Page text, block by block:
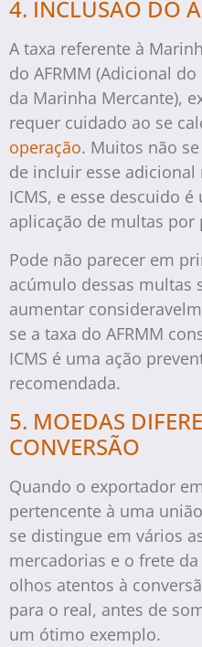
4. INCLUSÃO DO
A taxa referente à
do AFRMM (Adicional
da Marinha Mercante),
requer cuidado ao se
operação. Muitos não
de incluir esse adicional
ICMS, e esse descuido
aplicação de multas por
Pode não parecer em
acúmulo dessas multas
aumentar
se a taxa do AFRMM
ICMS é uma ação
recomendada.
5. MOEDAS
CONVERSÃO
Quando o exportador
pertencente à uma
se distingue em vários
mercadorias e o frete
olhos atentos à
para o real, antes de
um ótimo exemplo.